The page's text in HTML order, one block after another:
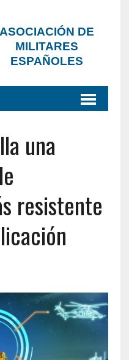
ASOCIACIÓN DE
MILITARES
ESPAÑOLES
una
resistente